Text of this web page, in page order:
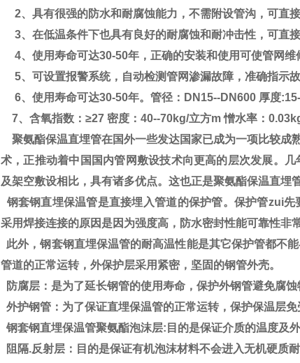
2、具有很强的防水和耐腐蚀能力，不需附设管沟，可直
3、在低温条件下也具有良好的耐腐蚀和耐冲击性，可直接
4、使用寿命可达30-50年，正确的安装和使用可使管网维
5、可设置报警系统，自动检测管网渗漏故障，准确指示故
6、使用寿命可达30-50年。管径：DN15--DN600 厚度
7、含氧指数：≥27 密度：40--70kg/立方m 憎水率：
聚氨酯保温直埋管在国外一些发达国家已成为一项比较成
术，正推动着中国国内管网敷设技术向更高的层次发展。
及架空敷设相比，具有诸多优点。这也正是聚氨酯保温直埋
钢套钢直埋保温管是直接埋入管道的保护管。保护管zui
采用焊接连接的原因是因为强度高，防水密封性能可靠性非常
此外，钢套钢直埋保温管的耐高温性能是其它保护管都不
管道的正常运转，外保护层采用紧密，坚固的钢管外壳。
防腐层 ：是为了延长钢管的使用寿命，保护外钢管避免腐蚀
外护钢管 ：为了保证直埋保温管的正常运转，保护保温层
钢套钢直埋保温管聚氨酯泡沫层:目的是保证介质的温度及
阻隔.反射层 ：目的是保证有机泡沫材料不会进入无机硬质耐